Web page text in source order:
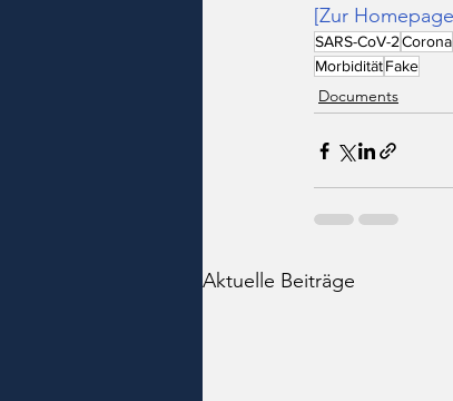
[Zur
SARS-CoV-2Corona
MorbiditätFake
Documents
Aktuelle Beiträge